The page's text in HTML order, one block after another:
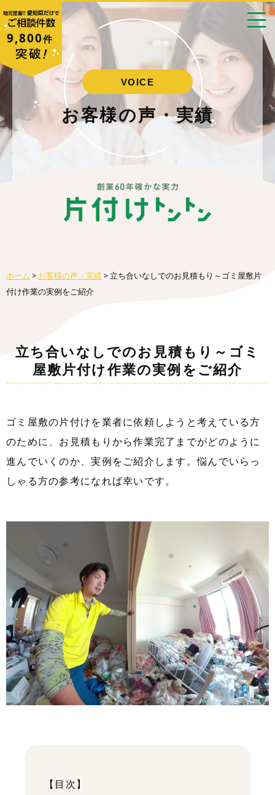
9,800件
VOICE
お客様の声・実績
ホーム > お客様の声・実績> 立ち合いなしでのお見積もり～ゴミ屋敷片
付け作業の実例をご紹介
立ち合いなしでのお見積もり～ゴミ
屋敷片付け作業の実例をご紹介
ゴミ屋敷の片付けを業者に依頼しようと考えている方
のために、お見積もりから作業完了までがどのように
進んでいくのか、実例をご紹介します。悩んでいらっ
しゃる方の参考になれば幸いです。
【目次】